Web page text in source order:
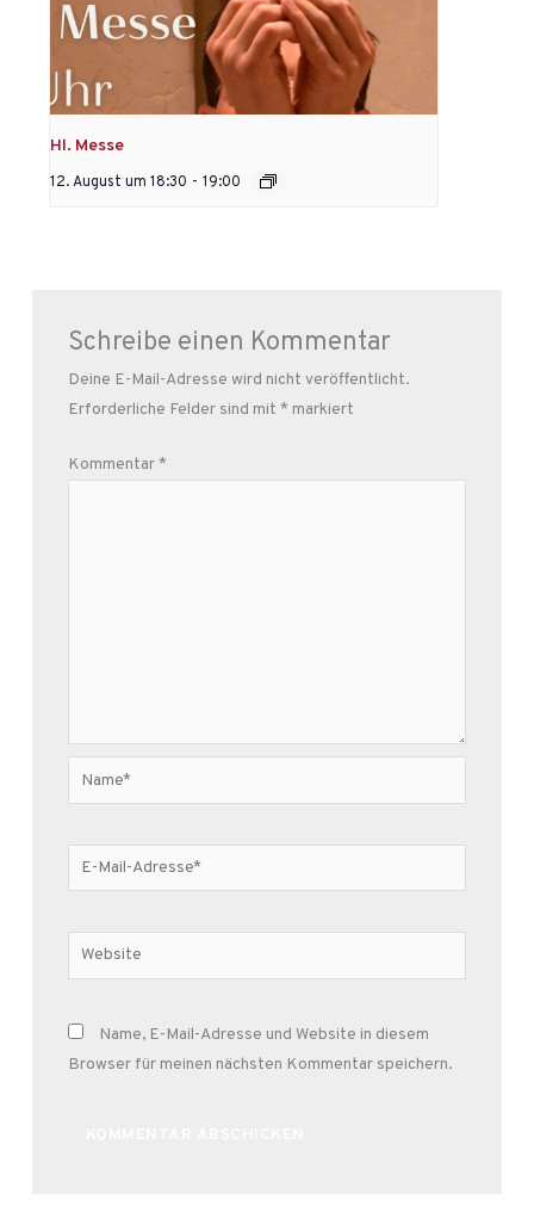
Hl. Messe
12. August um 18:30 - 19:00
Schreibe einen Kommentar
Deine E-Mail-Adresse wird nicht veröffentlicht.
Erforderliche Felder sind mit * markiert
Kommentar*
Name*
E-
Mail-
Website
Name, E-Mail-Adresse und Website in diesem
Browser für meinen nächsten Kommentar speichern.